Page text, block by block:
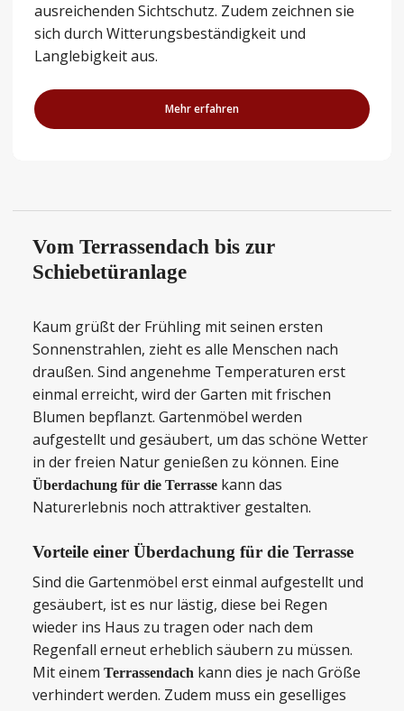
ausreichenden Sichtschutz. Zudem zeichnen sie
sich durch Witterungsbeständigkeit und
Langlebigkeit aus.
Mehr erfahren
Vom Terrassendach bis zur
Schiebetüranlage
Kaum grüßt der Frühling mit seinen ersten
Sonnenstrahlen, zieht es alle Menschen nach
draußen. Sind angenehme Temperaturen erst
einmal erreicht, wird der Garten mit frischen
Blumen bepflanzt. Gartenmöbel werden
aufgestellt und gesäubert, um das schöne Wetter
in der freien Natur genießen zu können. Eine
Überdachung für die Terrasse kann das
Naturerlebnis noch attraktiver gestalten.
Vorteile einer Überdachung für die Terrasse
Sind die Gartenmöbel erst einmal aufgestellt und
gesäubert, ist es nur lästig, diese bei Regen
wieder ins Haus zu tragen oder nach dem
Regenfall erneut erheblich säubern zu müssen.
Mit einemTerrassendach kann dies je nach Größe
verhindert werden. Zudem muss ein geselliges